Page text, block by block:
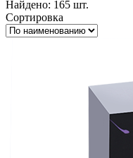
Найдено: 165 шт.
Сортировка